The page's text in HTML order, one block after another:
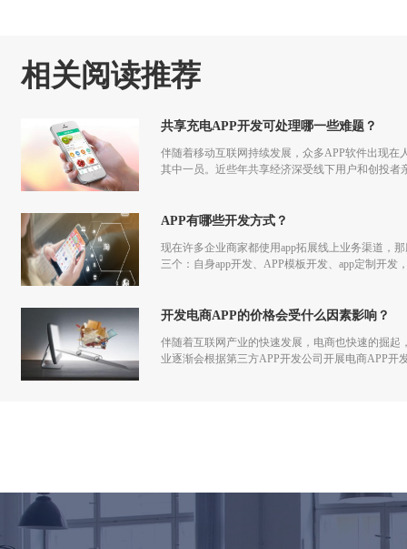
相关阅读推荐
共享充电APP开发可处理哪一些难题？
伴随着移动互联网持续发展，众多APP软件出现
其中一员。近些年共享经济深受线下用户和创投
APP有哪些开发方式？
现在许多企业商家都使用app拓展线上业务渠道，
三个：自身app开发、APP模板开发、app定制开
开发电商APP的价格会受什么因素影响？
伴随着互联网产业的快速发展，电商也快速的掘
业逐渐会根据第三方APP开发公司开展电商APP开